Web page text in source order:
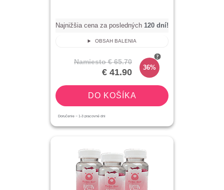
Najnižšia cena za posledných 120 dní!
OBSAH BALENIA
Namiesto € 65.70
€ 41.90 36%
DO KOŠÍKA
Doručenie ~ 1-3 pracovné dni